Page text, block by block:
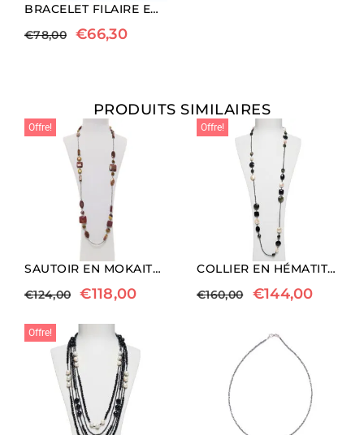
BRACELET FILAIRE EN JYANITE ET HÉMATITE RHODIÉE
€78,00 €66,30
PRODUITS SIMILAIRES
Offre!
SAUTOIR EN MOKAITE ET HÉMATITE
€124,00 €118,00
Offre!
COLLIER EN HÉMATITE, AGATE NOIRE, OBSIDIENNE ET PERLES
€160,00 €144,00
Offre!